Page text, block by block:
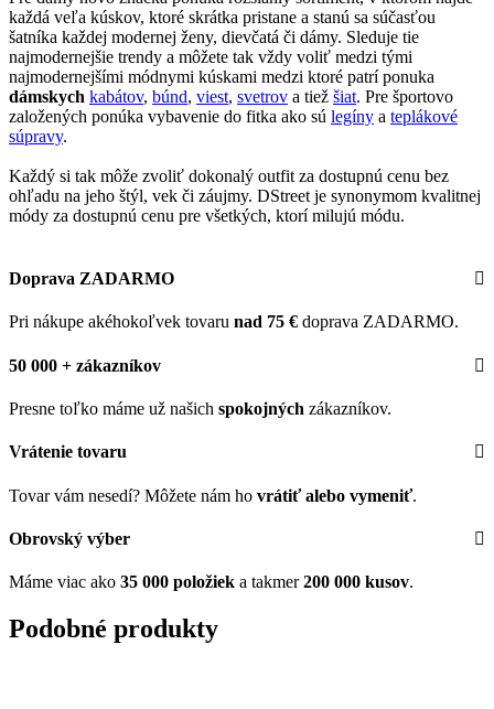
každá veľa kúskov, ktoré skrátka pristane a stanú sa súčasťou
šatníka každej modernej ženy, dievčatá či dámy. Sleduje tie
najmodernejšie trendy a môžete tak vždy voliť medzi tými
najmodernejšími módnymi kúskami medzi ktoré patrí ponuka
dámskych kabátov, búnd, viest, svetrov a tiež šiat. Pre športovo
založených ponúka vybavenie do fitka ako sú legíny a teplákové
súpravy.
Každý si tak môže zvoliť dokonalý outfit za dostupnú cenu bez
ohľadu na jeho štýl, vek či záujmy. DStreet je synonymom kvalitnej
módy za dostupnú cenu pre všetkých, ktorí milujú módu.
Doprava ZADARMO
Pri nákupe akéhokoľvek tovaru nad 75 € doprava ZADARMO.
50 000 + zákazníkov
Presne toľko máme už našich spokojných zákazníkov.
Vrátenie tovaru
Tovar vám nesedí? Môžete nám ho vrátiť alebo vymeniť.
Obrovský výber
Máme viac ako 35 000 položiek a takmer200 000 kusov.
Podobné produkty